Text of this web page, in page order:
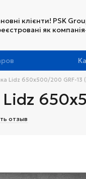
клієнти! PSK
як
Lidz 650x500/200 GRF-13
отзыв